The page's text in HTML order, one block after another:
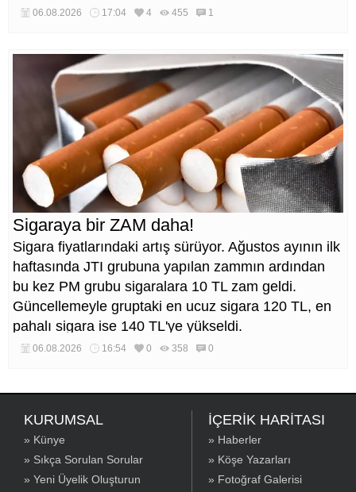
öncelediklerini söyledi. Arıkan, bu sezon yaklaşık 40
06.08.2026 17:04 4 455 1
Sigaraya bir ZAM daha!
Sigara fiyatlarındaki artış sürüyor. Ağustos ayının ilk
haftasında JTI grubuna yapılan zammın ardından
bu kez PM grubu sigaralara 10 TL zam geldi.
Güncellemeyle gruptaki en ucuz sigara 120 TL, en
pahalı sigara ise 140 TL'ye yükseldi.
06.08.2026 16:54 0 358 0
KURUMSAL
» Künye
» Sıkça Sorulan Sorular
» Yeni Üyelik Oluşturun
İÇERİK HARİTASI
» Haberler
» Köşe Yazarları
» Fotoğraf Galerisi